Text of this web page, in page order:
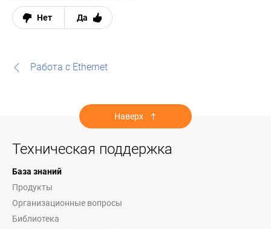
Нет Да
Работа с Ethernet
Наверх
Техническая поддержка
База знаний
Продукты
Организационные вопросы
Библиотека